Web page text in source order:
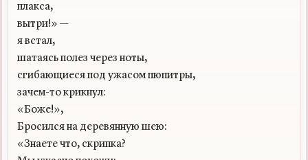
плакса,
вытри!» —
я встал,
шатаясь полез через ноты,
сгибающиеся под ужасом пюпитры,
зачем-то крикнул:
«Боже!»,
Бросился на деревянную шею:
«Знаете что, скрипка?